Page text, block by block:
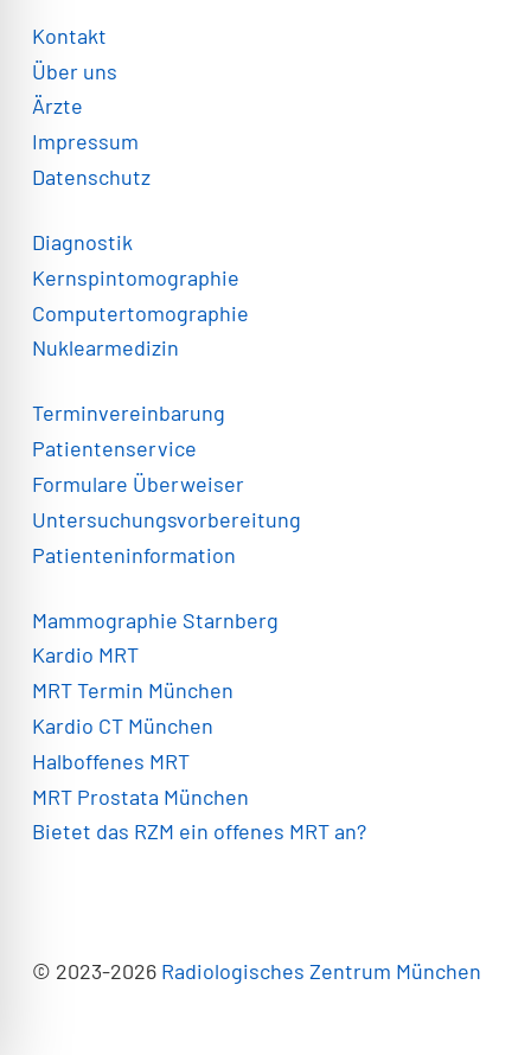
Kontakt
Über uns
Ärzte
Impressum
Datenschutz
Diagnostik
Kernspintomographie
Computertomographie
Nuklearmedizin
Terminvereinbarung
Patientenservice
Formulare Überweiser
Untersuchungsvorbereitung
Patienteninformation
Mammographie Starnberg
Kardio MRT
MRT Termin München
Kardio CT München
Halboffenes MRT
MRT Prostata München
Bietet das RZM ein offenes MRT an?
© 2023-2026 Radiologisches Zentrum München